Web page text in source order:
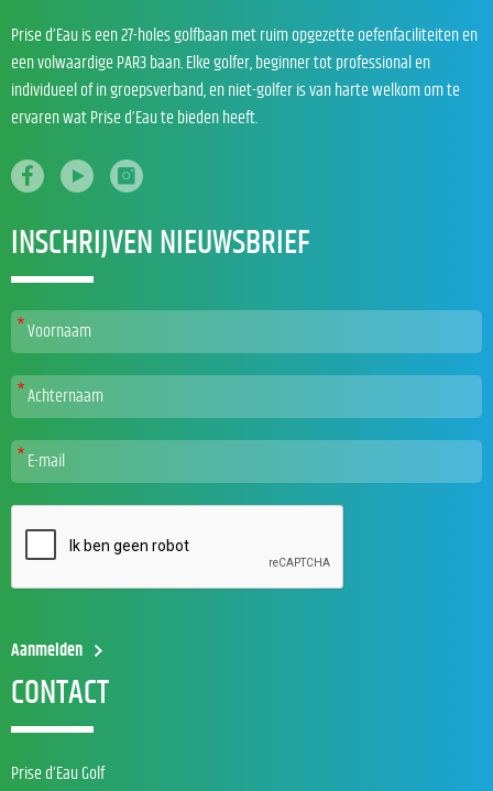
Prise d’Eau is een 27-holes golfbaan met ruim opgezette oefenfaciliteiten en
een volwaardige PAR3 baan. Elke golfer, beginner tot professional en
individueel of in groepsverband, en niet-golfer is van harte welkom om te
ervaren wat Prise d’Eau te bieden heeft.
INSCHRIJVEN NIEUWSBRIEF
CONTACT
Prise d’Eau Golf